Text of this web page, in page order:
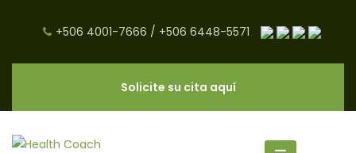
+506 4001-7666 / +506 6448-5571
Solicite su cita aquí